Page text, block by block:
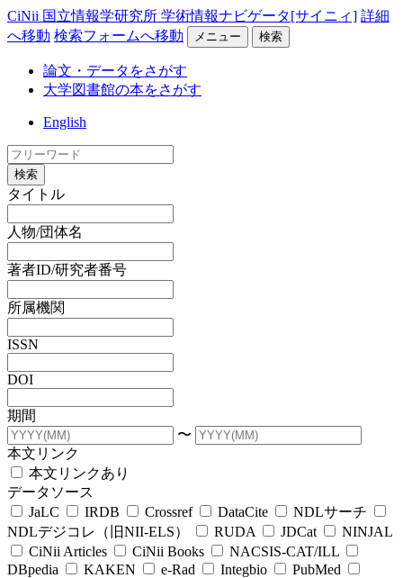
CiNii 国立情報学研究所 学術情報ナビゲータ[サイニィ] 詳細
へ移動 検索フォームへ移動 メニュー 検索
論文・データをさがす
大学図書館の本をさがす
English
検索
タイトル
人物/団体名
著者ID/研究者番号
所属機関
ISSN
DOI
期間
〜
本文リンク
本文リンクあり
データソース
JaLC
IRDB Crossref DataCite
NDLサーチ
NDLデジコレ（旧NII-ELS）
RUDA JDCat
NINJAL
CiNii Articles
CiNii Books
NACSIS-CAT/ILL
DBpedia
KAKEN e-Rad Integbio
PubMed